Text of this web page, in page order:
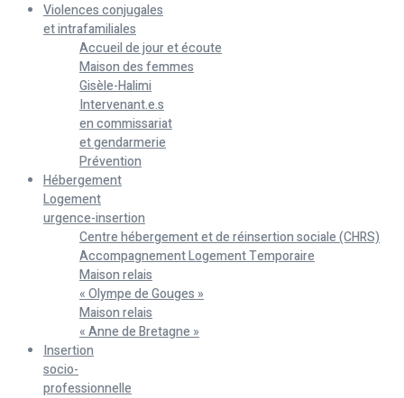
Violences conjugales
et intrafamiliales
Accueil de jour et écoute
Maison des femmes
Gisèle-Halimi
Intervenant.e.s
en commissariat
et gendarmerie
Prévention
Hébergement
Logement
urgence-insertion
Centre hébergement et de réinsertion sociale (CHRS)
Accompagnement Logement Temporaire
Maison relais
« Olympe de Gouges »
Maison relais
« Anne de Bretagne »
Insertion
socio-
professionnelle